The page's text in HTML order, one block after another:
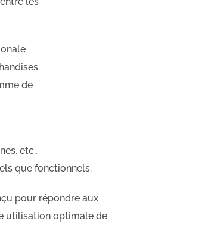
de
etc…
que fonctionnels.
pour répondre aux
utilisation optimale de